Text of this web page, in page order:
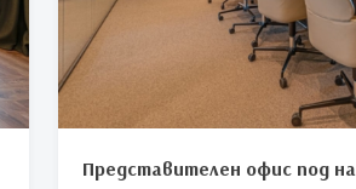
Представителен офис под